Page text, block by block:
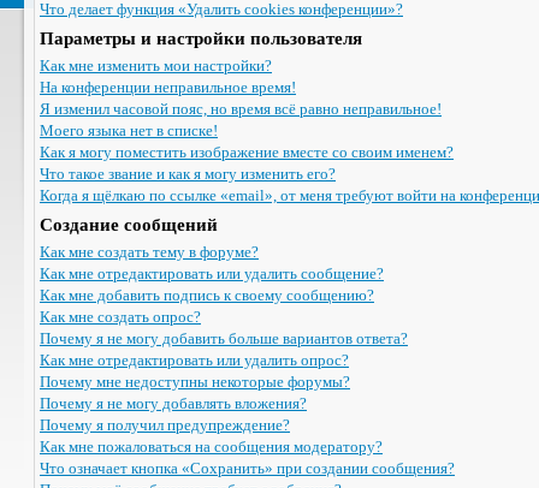
Что делает функция «Удалить cookies конференции»?
Параметры и настройки пользователя
Как мне изменить мои настройки?
На конференции неправильное время!
Я изменил часовой пояс, но время всё равно неправильное!
Моего языка нет в списке!
Как я могу поместить изображение вместе со своим именем?
Что такое звание и как я могу изменить его?
Когда я щёлкаю по ссылке «email», от меня требуют войти на
Создание сообщений
Как мне создать тему в форуме?
Как мне отредактировать или удалить сообщение?
Как мне добавить подпись к своему сообщению?
Как мне создать опрос?
Почему я не могу добавить больше вариантов ответа?
Как мне отредактировать или удалить опрос?
Почему мне недоступны некоторые форумы?
Почему я не могу добавлять вложения?
Почему я получил предупреждение?
Как мне пожаловаться на сообщения модератору?
Что означает кнопка «Сохранить» при создании сообщения?